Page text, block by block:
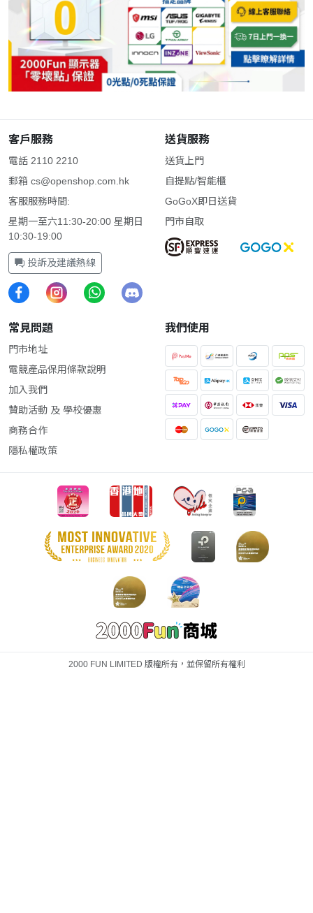
客戶服務
電話 2110 2210
郵箱 cs@openshop.com.hk
客服服務時間:
星期一至六11:30-20:00 星期日
10:30-19:00
投訴及建議熱線
送貨服務
送貨上門
自提點/智能櫃
GoGoX即日送貨
門市自取
常見問題
門市地址
電競產品保用條款說明
加入我們
贊助活動 及 學校優惠
商務合作
隱私權政策
我們使用
2000 FUN LIMITED 版權所有，並保留所有權利